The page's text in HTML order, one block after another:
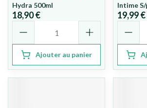
Hydra 500ml
18,90 €
Ajouter au panier
Intime
19,99 €